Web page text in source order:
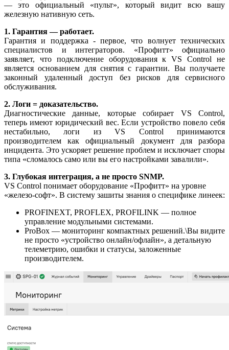
— это официальный «пульт», который видит всю вашу
железную нативную сеть.
1. Гарантия — работает.
Гарантия и поддержка - первое, что волнует технических
специалистов и интеграторов. «Профитт» официально
заявляет, что подключение оборудования к VS Control не
является основанием для снятия с гарантии. Вы получаете
законный удаленный доступ без рисков для сервисного
обслуживания.
2. Логи = доказательство.
Диагностические данные, которые собирает VS Control,
теперь имеют юридический вес. Если устройство повело себя
нестабильно, логи из VS Control принимаются
производителем как официальный документ для разбора
инцидента. Это ускоряет решение проблем и исключает споры
типа «сломалось само или вы его настройками завалили».
3. Глубокая интеграция, а не просто SNMP.
VS Control понимает оборудование «Профитт» на уровне
«железо-софт». В систему зашиты знания о специфике линеек:
PROFINEXT, PROFLEX, PROFILINK — полное
управление модульными системами.
ProBox — мониторинг компактных решений.\Вы видите
не просто «устройство онлайн/офлайн», а детальную
телеметрию, ошибки и статусы, заложенные
производителем.